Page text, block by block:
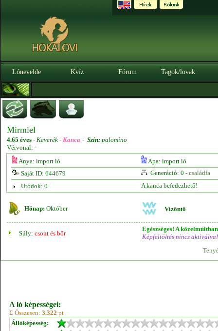
Lónevelde Kvíz Fórum Tagok/lovak
Mirmiel
4.65 éves - Keverék - Kanca - Szín: palomino
Vérvonal: -
Anya: import ló
Apa: import ló
Saját ID: 644679
Generáció: 0 - családfa
Utódok: 0
A kanca befedezhető!
Hónap: Október Vízöntő
Súly: csont és bőr
Egészséges! A
Képfeltöltés nincs aktiválva!
A ló képességei:
Σ Összesen: 3.322 pt
Állóképesség: